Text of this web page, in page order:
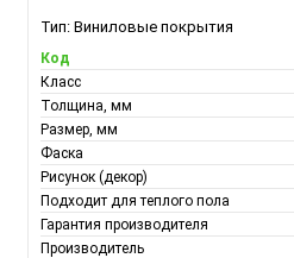
Тип: Виниловые покрытия
Код
Класс
Толщина, мм
Размер, мм
Фаска
Рисунок (декор)
Подходит для теплого пола
Гарантия производителя
Производитель